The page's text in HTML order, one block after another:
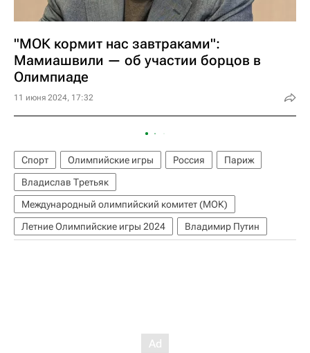
"МОК кормит нас завтраками":
Мамиашвили — об участии борцов в
Олимпиаде
11 июня 2024, 17:32
Спорт Олимпийские игры Россия
Париж
Владислав Третьяк
Международный олимпийский комитет (МОК)
Летние Олимпийские игры 2024
Владимир Путин